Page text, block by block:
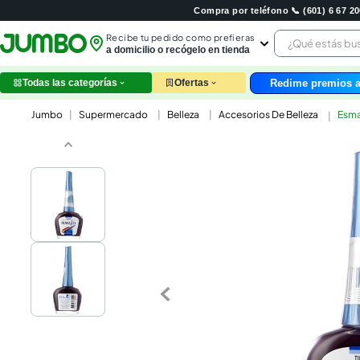
Compra por teléfono 📞 (601) 6 67
Recibe tu pedido como prefieras
a domicilio o recógelo en tienda
¿Qué estás
leche
aceite
queso
pollo
Todas las categorías Ofertas Redime premios
Supermercado Belleza Accesorios De Belleza